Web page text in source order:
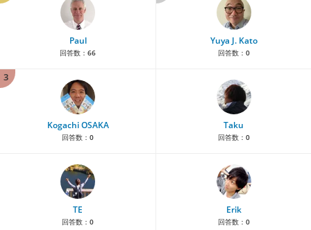
Paul
回答数： 66
Yuya J. Kato
回答数： 0
3
Kogachi OSAKA
回答数： 0
Taku
回答数： 0
TE
回答数： 0
Erik
回答数： 0